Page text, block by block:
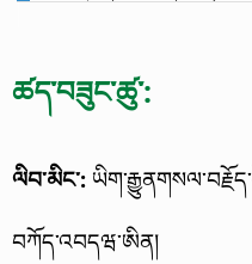
ཚད་བཟུང་ཚུ་:
ལིབ་མིང་:
བཀོད་འབདཝ་ཨིན།